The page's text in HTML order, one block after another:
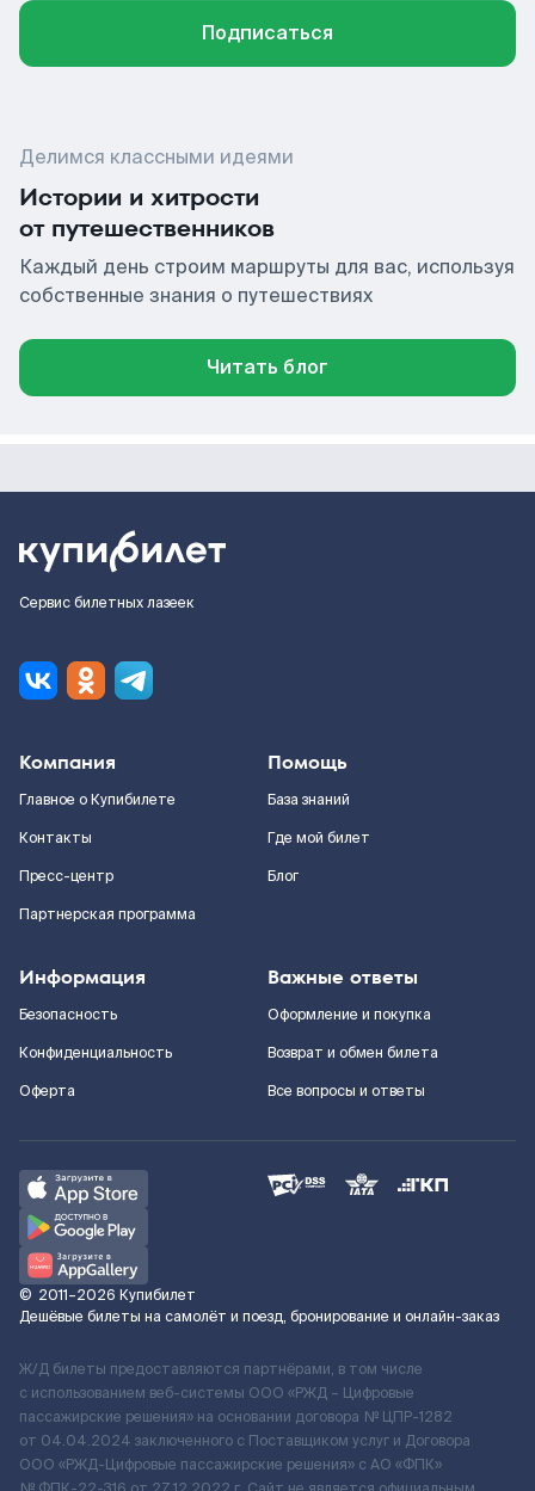
Подписаться
Делимся классными идеями
Истории и хитрости
от путешественников
Каждый день строим маршруты для вас, используя
собственные знания о путешествиях
Читать блог
Сервис билетных лазеек
Компания
Главное о Купибилете
Контакты
Пресс-центр
Партнерская программа
Помощь
База знаний
Где мой билет
Блог
Информация
Безопасность
Конфиденциальность
Оферта
Важные ответы
Оформление и покупка
Возврат и обмен билета
Все вопросы и ответы
© 2011–2026 Купибилет
Дешёвые билеты на самолёт и поезд, бронирование и онлайн-заказ
Ж/Д билеты предоставляются партнёрами, в том числе
с использованием веб-системы ООО «РЖД – Цифровые
пассажирские решения» на основании договора № ЦПР-1282
от 04.04.2024 заключенного с Поставщиком услуг и Договора
ООО «РЖД-Цифровые пассажирские решения» c АО «ФПК»